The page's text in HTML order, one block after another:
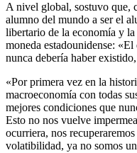
A nivel global, sostuvo que,
alumno del mundo a ser el
libertario de la economía y
moneda estadounidense:
nunca debería haber
«Por primera vez en la
macroeconomía con todas
mejores condiciones que
Esto no nos vuelve
ocurriera, nos
volatibilidad, ya no somos